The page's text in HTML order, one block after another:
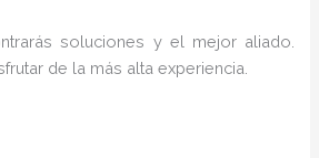
soluciones y el mejor aliado.
de la más alta experiencia.